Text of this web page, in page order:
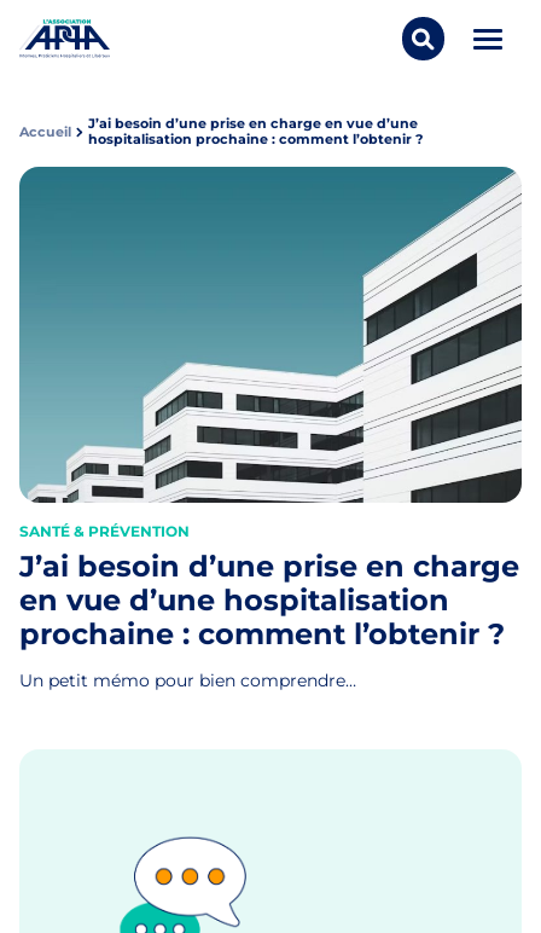
Rechercher..
Ouvrir/
Accueil
J’ai besoin d’une prise en charge en vue d’une
hospitalisation prochaine : comment l’obtenir ?
SANTÉ & PRÉVENTION
J’ai besoin d’une prise en charge
en vue d’une hospitalisation
prochaine : comment l’obtenir ?
Un petit mémo pour bien comprendre…